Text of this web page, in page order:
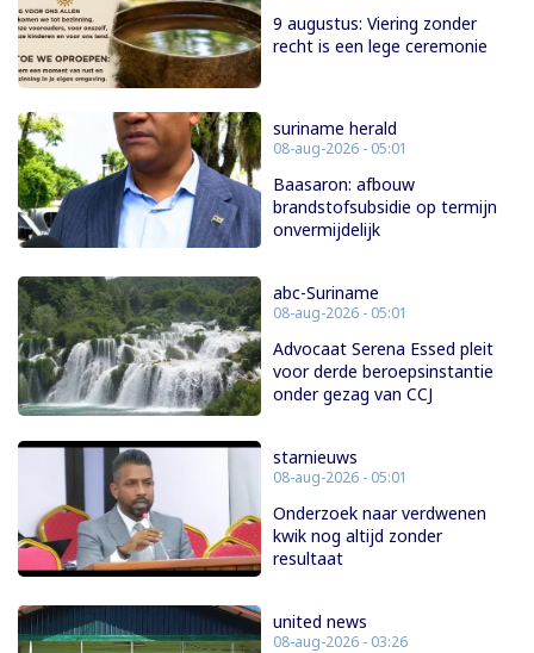
9 augustus: Viering zonder
recht is een lege ceremonie
suriname herald
08-aug-2026 - 05:01
Baasaron: afbouw
brandstofsubsidie op termijn
onvermijdelijk
abc-Suriname
08-aug-2026 - 05:01
Advocaat Serena Essed pleit
voor derde beroepsinstantie
onder gezag van CCJ
starnieuws
08-aug-2026 - 05:01
Onderzoek naar verdwenen
kwik nog altijd zonder
resultaat
united news
08-aug-2026 - 03:26